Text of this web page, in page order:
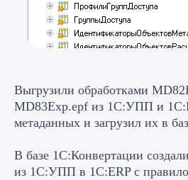
Выгрузили обработками
MD83Exp.epf из 1С:УПП и
метаданных и загрузил их в
В базе 1С:Конвертации
из 1С:УПП в 1С:ERP с